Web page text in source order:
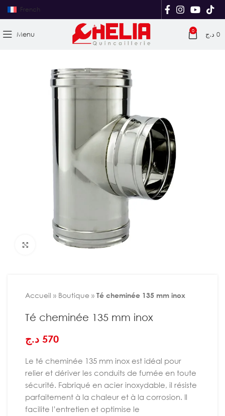
French
Menu 0 0 د.ج
Agrandir
Accueil » Boutique » Té cheminée 135 mm inox
Té cheminée 135 mm inox
570 د.ج
Le té cheminée 135 mm inox est idéal pour
relier et dériver les conduits de fumée en toute
sécurité. Fabriqué en acier inoxydable, il résiste
parfaitement à la chaleur et à la corrosion. Il
facilite l’entretien et optimise le